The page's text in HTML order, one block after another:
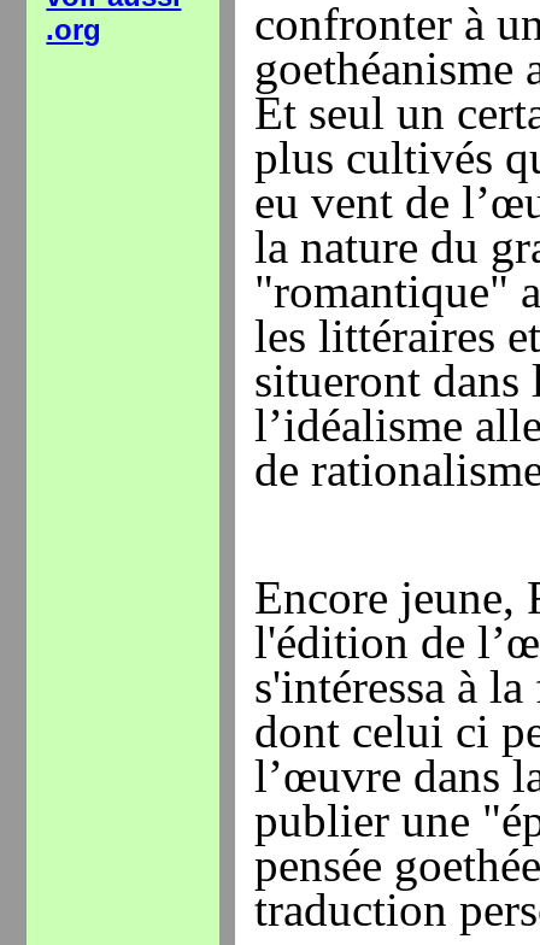
confronter à
goethéanisme
Et seul un
plus cultivés
eu vent de
la nature du
"romantique"
les littéraires
situeront dans
l’idéalisme
de
Encore jeune,
l'édition de
s'intéressa à
dont celui ci
l’œuvre dans
publier une
pensée
traduction
.org